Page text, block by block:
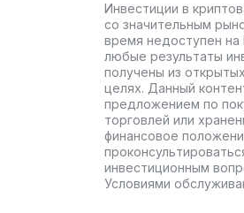
Инвестиции в
со значительным
время недоступен на
любые результаты
получены из
целях. Данный
предложением по
торговлей или
финансовое
инвестиционным
Условиями